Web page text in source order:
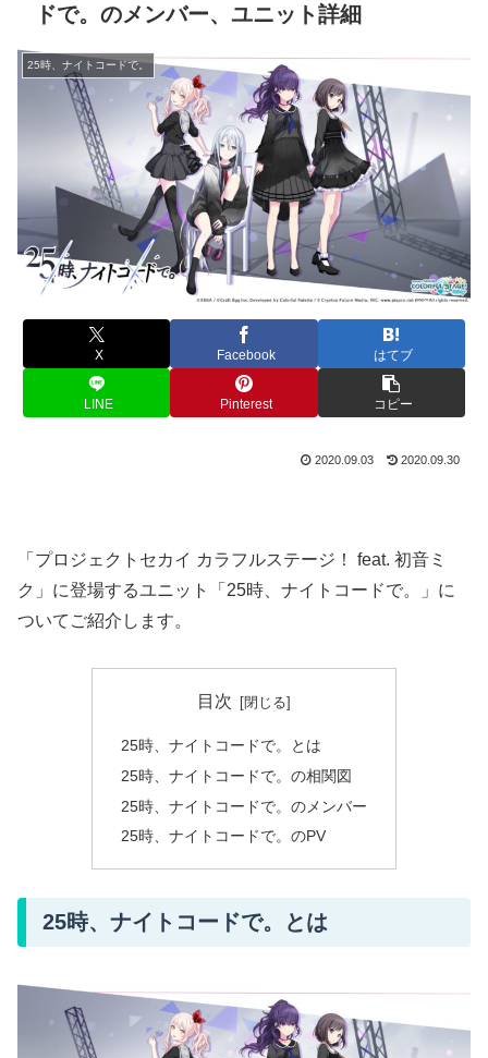
ドで。のメンバー、ユニット詳細
25時、ナイトコードで。
X Facebook はてブ
LINE Pinterest コピー
2020.09.03 2020.09.30
「プロジェクトセカイ カラフルステージ！ feat. 初音ミ
ク」に登場するユニット「25時、ナイトコードで。」に
ついてご紹介します。
目次
25時、ナイトコードで。とは
25時、ナイトコードで。の相関図
25時、ナイトコードで。のメンバー
25時、ナイトコードで。のPV
25時、ナイトコードで。とは